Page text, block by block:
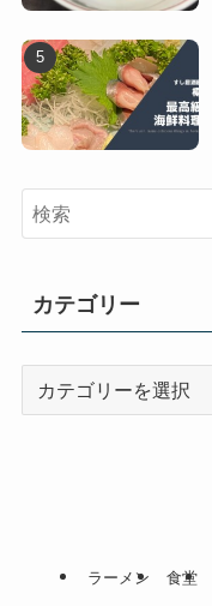
カテゴリー
ラーメン 食堂